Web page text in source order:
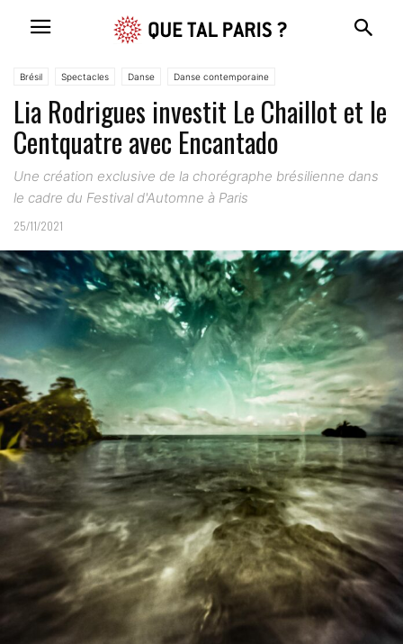
Brésil Spectacles Danse Danse contemporaine
Lia Rodrigues investit Le Chaillot et le
Centquatre avec Encantado
Une création exclusive de la chorégraphe brésilienne dans
le cadre du Festival d'Automne à Paris
25/11/2021